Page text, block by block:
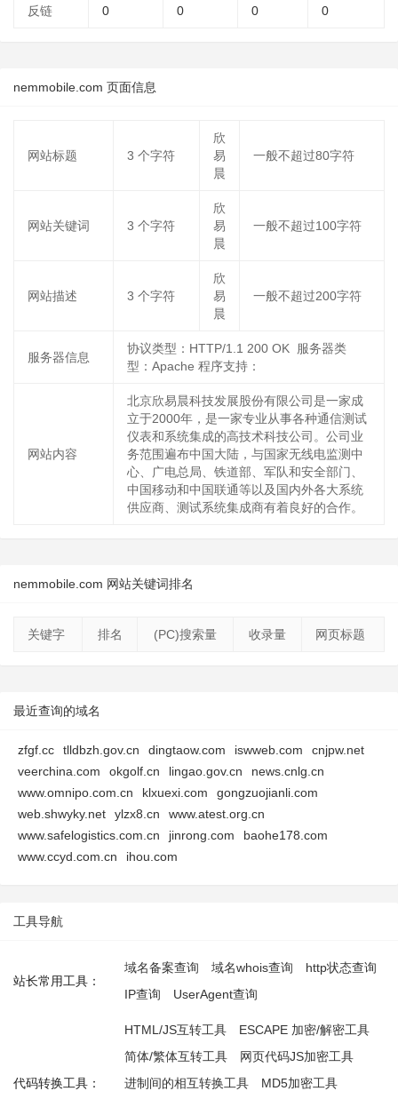
反链 0 0 0 0
nemmobile.com 页面信息
网站标题 3 个字符
欣
易
晨
一般不超过80字符
网站关键词 3 个字符
欣
易
晨
一般不超过100字符
网站描述 3 个字符
欣
易
晨
一般不超过200字符
服务器信息
协议类型：HTTP/1.1 200 OK 服务器类
型：Apache 程序支持：
网站内容
北京欣易晨科技发展股份有限公司是一家成
立于2000年，是一家专业从事各种通信测试
仪表和系统集成的高技术科技公司。公司业
务范围遍布中国大陆，与国家无线电监测中
心、广电总局、铁道部、军队和安全部门、
中国移动和中国联通等以及国内外各大系统
供应商、测试系统集成商有着良好的合作。
nemmobile.com 网站关键词排名
关键字 排名 (PC)搜索量 收录量 网页标题
最近查询的域名
zfgf.cc tlldbzh.gov.cn dingtaow.com iswweb.com
cnjpw.net
veerchina.com
okgolf.cn lingao.gov.cn
news.cnlg.cn
www.omnipo.com.cn
klxuexi.com
gongzuojianli.com
web.shwyky.net
ylzx8.cn
www.atest.org.cn
www.safelogistics.com.cn
jinrong.com
baohe178.com
www.ccyd.com.cn
ihou.com
工具导航
站长常用工具：
域名备案查询 域名whois查询
http状态查询
IP查询
UserAgent查询
代码转换工具：
HTML/JS互转工具
ESCAPE 加密/解密工具
简体/繁体互转工具
网页代码JS加密工具
进制间的相互转换工具
MD5加密工具